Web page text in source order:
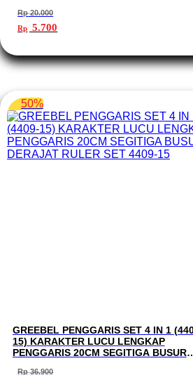
Rp20.000
Harga
aslinya
Rp 20.000.
Rp 5.700saat
adalah:
Rp 5.700.
50%
GREEBEL PENGGARIS SET 4 IN 1
15) KARAKTER LUCU LENGKAP
PENGGARIS 20CM SEGITIGA BUSUR
Rp36.900